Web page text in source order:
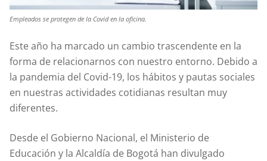
Empleados se protegen de la Covid en la oficina.
Este año ha marcado un cambio trascendente en la
forma de relacionarnos con nuestro entorno. Debido a
la pandemia del Covid-19, los hábitos y pautas sociales
en nuestras actividades cotidianas resultan muy
diferentes.
Desde el Gobierno Nacional, el Ministerio de
Educación y la Alcaldía de Bogotá han divulgado